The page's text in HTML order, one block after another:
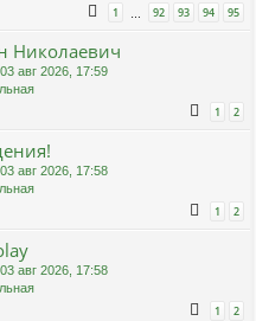
1 … 92 93 94 95
Николаевич
03 авг 2026, 17:59
1 2
03 авг 2026, 17:58
1 2
03 авг 2026, 17:58
1 2